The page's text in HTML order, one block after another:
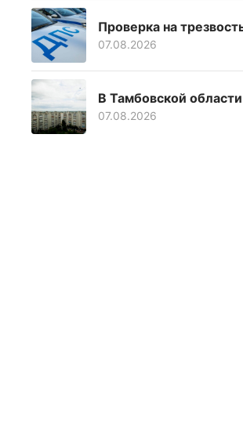
Проверка на
07.08.2026
В Тамбовской
07.08.2026